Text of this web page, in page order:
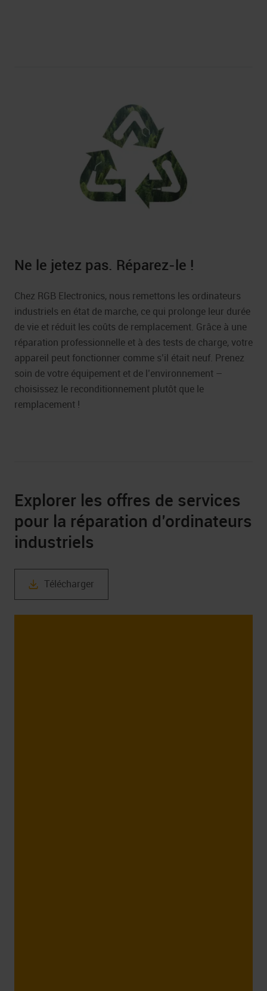
Ne le jetez pas. Réparez-le !
Chez RGB Electronics, nous remettons les ordinateurs
industriels en état de marche, ce qui prolonge leur durée
de vie et réduit les coûts de remplacement. Grâce à une
réparation professionnelle et à des tests de charge, votre
appareil peut fonctionner comme s’il était neuf. Prenez
soin de votre équipement et de l’environnement –
choisissez le reconditionnement plutôt que le
remplacement !
Explorer les offres de services
pour la réparation d’ordinateurs
industriels
Télécharger